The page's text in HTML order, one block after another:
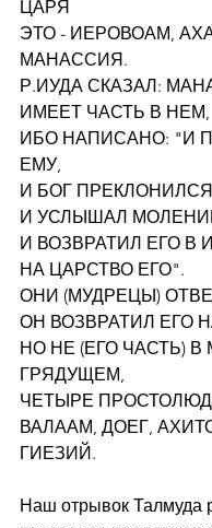
ЦАРЯ
ЭТО - ИЕРОВОАМ,
МАНАССИЯ.
Р.ИУДА СКАЗАЛ:
ИМЕЕТ ЧАСТЬ В НЕМ,
ИБО НАПИСАНО: "И
ЕМУ,
И БОГ
И УСЛЫШАЛ
И ВОЗВРАТИЛ ЕГО В
НА ЦАРСТВО ЕГО".
ОНИ (МУДРЕЦЫ)
ОН ВОЗВРАТИЛ ЕГО
НО НЕ (ЕГО ЧАСТЬ) В
ГРЯДУЩЕМ,
ЧЕТЫРЕ
ВАЛААМ, ДОЕГ,
ГИЕЗИЙ.
Наш отрывок Талмуда